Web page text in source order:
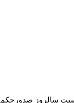
سالروز صدورحکم